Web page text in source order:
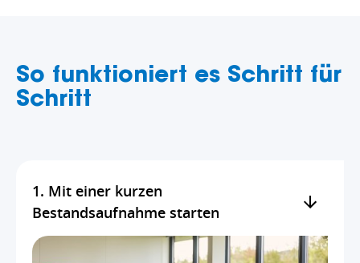
So funktioniert es Schritt für
Schritt
1. Mit einer kurzen
Bestandsaufnahme starten